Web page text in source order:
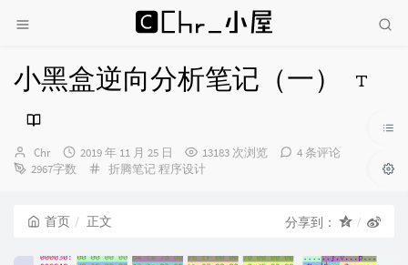
小黑盒逆向分析笔记（一）
博
主：
Chr
发
布
2019 年 11 月 25 日 13183 次浏览
4 条评论
2967字数
分
折腾笔记程序设计
首页 正文 分享到：